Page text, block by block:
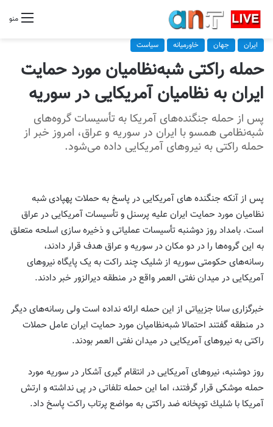
منو
ایران جهان خاورمیانه سیاست
حمله راکتی شبه‌نظامیان مورد حمایت
ایران به نظامیان آمریکایی در سوریه
پس از حمله جنگنده‌های آمریکا به تأسیسات گروه‌های
شبه‌نظامی همسو با ایران در سوریه و عراق، امروز خبر از
حمله راکتی به نیروهای آمریکایی داده می‌شود.
پس از آنکه جنگنده های آمریکایی در پاسخ به حملات پهپادی شبه
نظامیان مورد حمایت ایران علیه پرسنل و تأسیسات آمریکایی در عراق
است. بامداد روز دوشنبه تأسیسات عملیاتی و ذخیره سازی اسلحه متعلق
به این گروه‌ها را در دو مکان در سوریه و عراق هدف قرار دادند،
رسانه‌های حکومتی سوریه از شلیک چند راکت به یک پایگاه نیروهای
آمریکایی در میدان نفتی العمر واقع در منطقه دیرالزور خبر دادند.
خبرگزاری سانا جزییاتی از این حمله ارائه نداده است ولی رسانه‌های دیگر
در منطقه گفتند احتمالا شبه‌نظامیان مورد حمایت ایران عامل حملات
راکتی به نیروهای آمریکایی در میدان نفتی العمر بودند.
روز دوشنبه، نیروهای آمریکایی در انتقام گیری آشکار در سوریه مورد
حمله موشکی قرار گرفتند، اما این حمله تلفاتی در پی نداشته و ارتش
آمریكا با شلیك توپخانه ضد راکتی به مواضع پرتاب راکت پاسخ داد.